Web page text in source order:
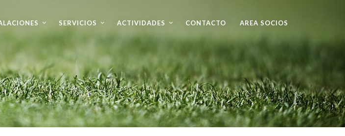
SERVICIOS ACTIVIDADES CONTACTO AREA SOCIOS